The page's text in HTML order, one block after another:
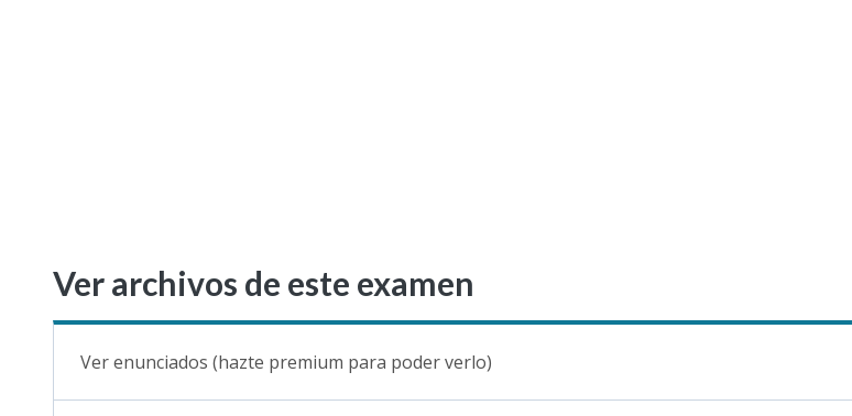
Ver archivos de este examen
Ver enunciados (hazte premium para poder verlo)